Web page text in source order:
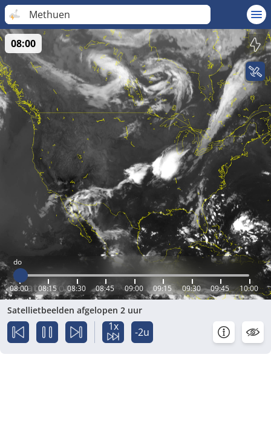
Methuen
do
08:00 08:15 08:30 08:45 09:00 09:15 09:30 09:45 10:00
08:00
Satellietbeelden afgelopen 2 uur
1x -2u